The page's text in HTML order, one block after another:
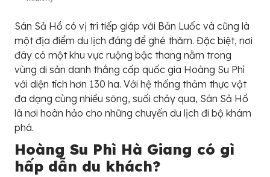
Sán Sả Hồ có vị trí tiếp giáp với Bản Luốc và cũng là
một địa điểm du lịch đáng để ghé thăm. Đặc biệt, nơi
đây có một khu vực ruộng bậc thang nằm trong
vùng di sản danh thắng cấp quốc gia Hoàng Su Phì
với diện tích hơn 130 ha. Với hệ thống thảm thực vật
đa dạng cùng nhiều sông, suối chảy qua, Sán Sả Hồ
là nơi hoàn hảo cho những chuyến du lịch đi bộ khám
phá.
Hoàng Su Phì Hà Giang có gì
hấp dẫn du khách?